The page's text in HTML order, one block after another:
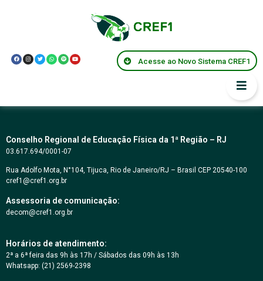
Acesse ao Novo Sistema CREF1
CONCORRÊNCIA Nº
01/2022 – MENOR
Conselho Regional de Educação Física da 1ª Região – RJ
03.617.694/0001-07
Rua Adolfo Mota, N°104, Tijuca, Rio de Janeiro/RJ – Brasil CEP 20540-100
cref1@cref1.org.br
Assessoria de comunicação:
decom@cref1.org.br
Horários de atendimento:
2ª a 6ª feira das 9h às 17h / Sábados das 09h às 13h
Whatsapp: (21) 2569-2398